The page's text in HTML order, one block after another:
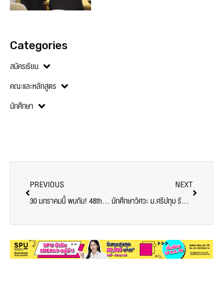
Categories
สมัครเรียน
คณะและหลักสูตร
นักศึกษา
PREVIOUS
30 มกราคมนี้ พบกัน! 48th Anniversary SPU PROUD
NEXT
นักศึกษาวิศวะ ม.ศรีปทุม รับพระราชทานเหรียญเรียนดี จากพระเจ้าอยู่หัว